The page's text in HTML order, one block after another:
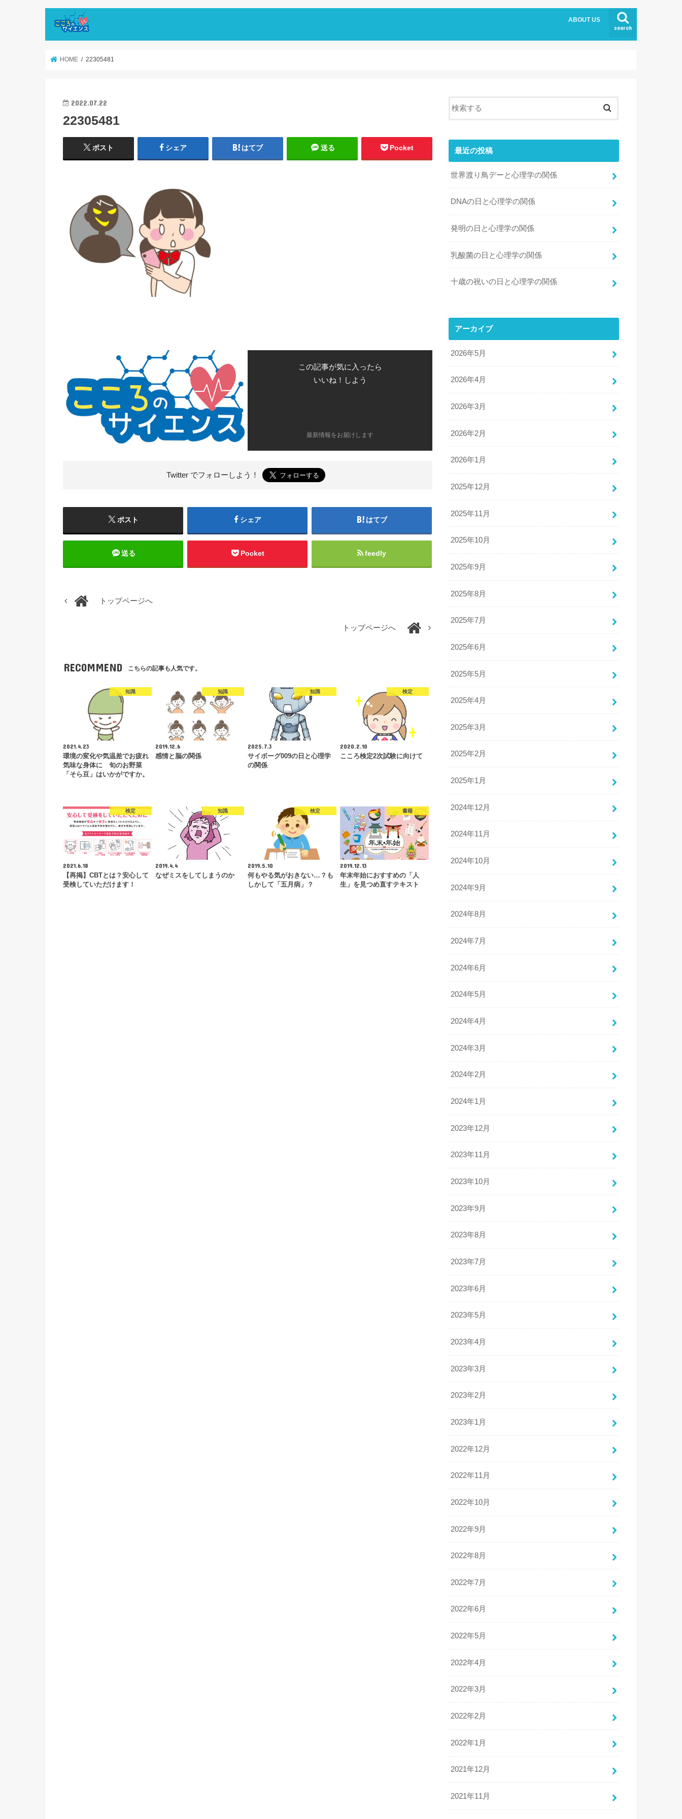
search
ABOUT US
HOME 22305481
2022.07.22
22305481
ポスト シェア はてブ 送る Pocket
この記事が気に入ったら
いいね！しよう
最新情報をお届けします
Twitter でフォローしよう！
ポスト シェア はてブ
送る Pocket feedly
トップページへ
トップページへ
RECOMMEND こちらの記事も人気です。
知識
2021.4.23
環境の変化や気温差でお疲れ
気味な身体に 旬のお野菜
「そら豆」はいかがですか。
知識
2019.12.6
感情と脳の関係
知識
2025.7.3
サイボーグ009の日と心理学
の関係
検定
2020.2.10
こころ検定2次試験に向けて
検定
2021.6.18
【再掲】CBTとは？安心して
受検していただけます！
知識
2019.4.4
なぜミスをしてしまうのか
検定
2019.5.10
何もやる気がおきない…？も
しかして「五月病」？
書籍
2019.12.13
年末年始におすすめの「人
生」を見つめ直すテキスト
最近の投稿
世界渡り鳥デーと心理学の関係
DNAの日と心理学の関係
発明の日と心理学の関係
乳酸菌の日と心理学の関係
十歳の祝いの日と心理学の関係
アーカイブ
2026年5月
2026年4月
2026年3月
2026年2月
2026年1月
2025年12月
2025年11月
2025年10月
2025年9月
2025年8月
2025年7月
2025年6月
2025年5月
2025年4月
2025年3月
2025年2月
2025年1月
2024年12月
2024年11月
2024年10月
2024年9月
2024年8月
2024年7月
2024年6月
2024年5月
2024年4月
2024年3月
2024年2月
2024年1月
2023年12月
2023年11月
2023年10月
2023年9月
2023年8月
2023年7月
2023年6月
2023年5月
2023年4月
2023年3月
2023年2月
2023年1月
2022年12月
2022年11月
2022年10月
2022年9月
2022年8月
2022年7月
2022年6月
2022年5月
2022年4月
2022年3月
2022年2月
2022年1月
2021年12月
2021年11月